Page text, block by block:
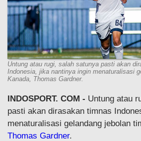
Untung atau rugi, salah satunya pasti akan
Indonesia, jika nantinya ingin menaturalisasi
Kanada, Thomas Gardner.
INDOSPORT. COM - Untung atau
pasti akan dirasakan timnas
menaturalisasi gelandang jebolan
Thomas Gardner.